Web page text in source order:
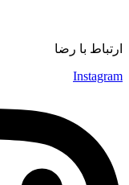
ارتباط با رضا
Instagram